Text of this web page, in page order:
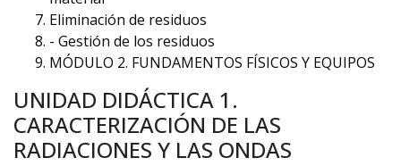
Eliminación de residuos
- Gestión de los residuos
MÓDULO 2. FUNDAMENTOS FÍSICOS Y EQUIPOS
UNIDAD DIDÁCTICA 1.
CARACTERIZACIÓN DE LAS
RADIACIONES Y LAS ONDAS